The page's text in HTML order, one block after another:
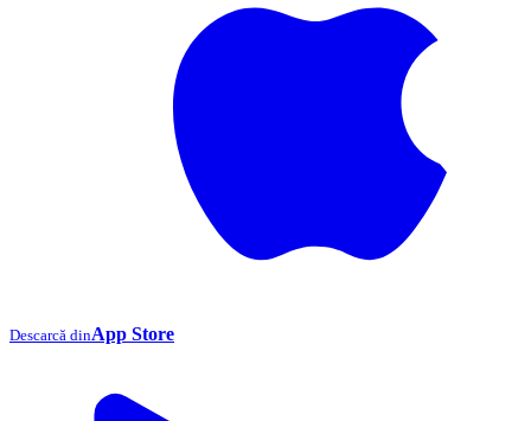
Descarcă dinApp Store